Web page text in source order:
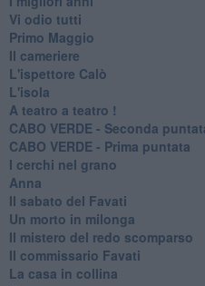
Vi odio tutti
Primo Maggio
Il cameriere
L'ispettore Calò
L'isola
A teatro a teatro !
CABO VERDE - Seconda
CABO VERDE - Prima puntata
I cerchi nel grano
Anna
Il sabato del Favati
Un morto in milonga
Il mistero del redo scomparso
Il commissario Favati
La casa in collina